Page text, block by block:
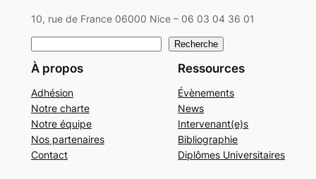
10, rue de France 06000 Nice – 06 03 04 36 01
Recherche
À propos
Adhésion
Notre charte
Notre équipe
Nos partenaires
Contact
Ressources
Évènements
News
Intervenant(e)s
Bibliographie
Diplômes Universitaires